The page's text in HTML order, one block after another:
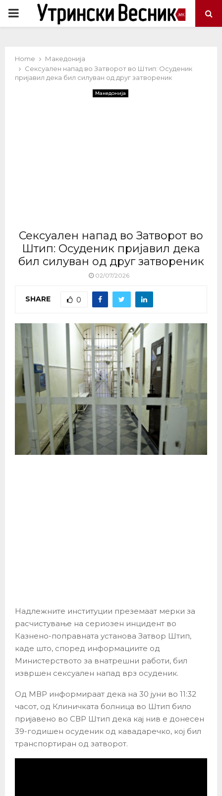
PRIMARY
Home
Македонија
Сексуален напад во Затворот во Штип: Осуденик
пријавил дека бил силуван од друг затвореник
Македонија
Сексуален напад во Затворот во
Штип: Осуденик пријавил дека
бил силуван од друг затвореник
02/07/2026
SHARE 0
Надлежните институции преземаат мерки за
расчистување на сериозен инцидент во
Казнено-поправната установа Затвор Штип,
каде што, според информациите од
Министерството за внатрешни работи, бил
извршен сексуален напад врз осуденик.
Од МВР информираат дека на 30 јуни во 11:32
часот, од Клиничката болница во Штип било
пријавено во СВР Штип дека кај нив е донесен
39-годишен осуденик од кавадаречко, кој бил
транспортиран од затворот.